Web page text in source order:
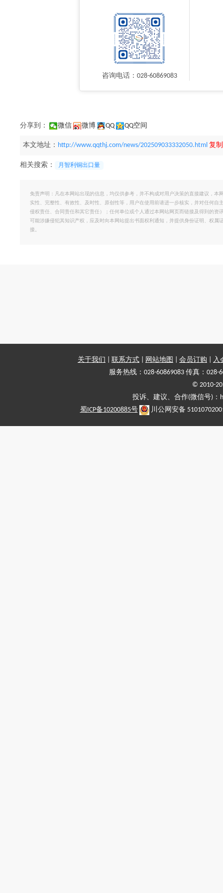
咨询电话：028-60869083
分享到： 微信 微博 QQ QQ空间
本文地址： http://www.qqthj.com/news/202509033332050.html 复
相关搜索： 月智利铜出口量
免责声明：凡在本网站出现的信息，均仅供参考，并不构成对用户决策的直接建议，
实性、完整性、有效性、及时性、原创性等，用户在使用前请进一步核实，并对任何
侵权责任、合同责任和其它责任）；任何单位或个人通过本网站网页而链接及得到的
可能涉嫌侵犯其知识产权，应及时向本网站提出书面权利通知，并提供身份证明、权
接。
关于我们 联系方式 网站地图 会员订购
入
服务热线：028-60869083 传真：028-
© 2010-
投诉、建议、合作(微信号)
蜀ICP备10200885号
川公网安备